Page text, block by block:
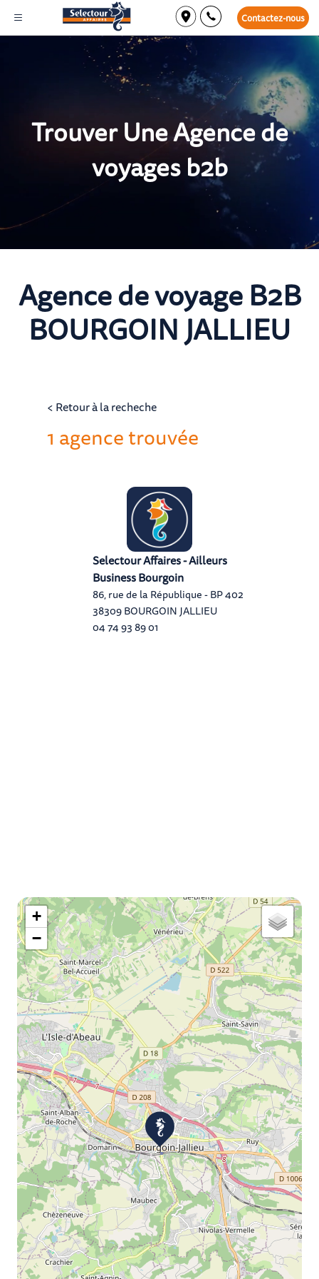
Contactez-nous
Trouver Une Agence de
voyages b2b
Agence de voyage B2B
BOURGOIN JALLIEU
< Retour à la recheche
1 agence trouvée
Selectour Affaires - Ailleurs
Business Bourgoin
86, rue de la République - BP 402
38309 BOURGOIN JALLIEU
04 74 93 89 01
map
+
−